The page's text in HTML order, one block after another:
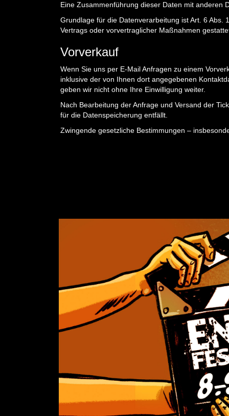
Eine Zusammenführung dieser Daten mit anderen
Grundlage für die Datenverarbeitung ist Art. 6 Abs.
Vertrags oder vorvertraglicher Maßnahmen
Vorverkauf
Wenn Sie uns per E-Mail Anfragen zu einem
inklusive der von Ihnen dort angegebenen
geben wir nicht ohne Ihre Einwilligung weiter.
Nach Bearbeitung der Anfrage und Versand der
für die Datenspeicherung entfällt.
Zwingende gesetzliche Bestimmungen –